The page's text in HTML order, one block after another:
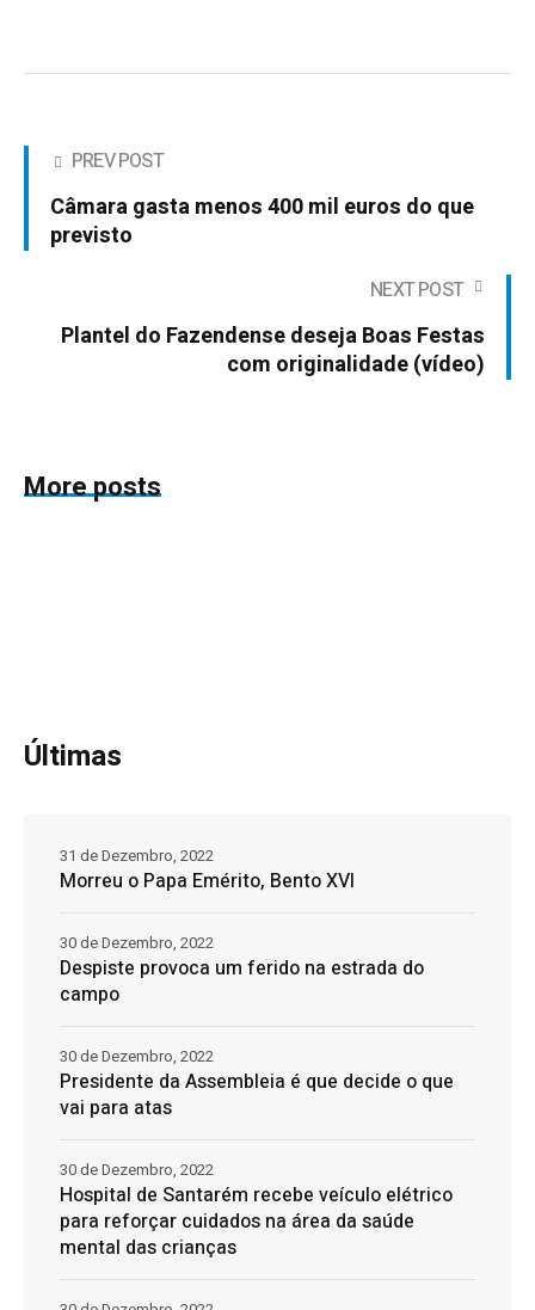
PREV POST
Câmara gasta menos 400 mil euros do que
previsto
NEXT POST
Plantel do Fazendense deseja Boas Festas
com originalidade (vídeo)
More posts
Últimas
Morreu o Papa Emérito, Bento XVI
31 de Dezembro, 2022
Despiste provoca um ferido na estrada do
campo
30 de Dezembro, 2022
Presidente da Assembleia é que decide o que
vai para atas
30 de Dezembro, 2022
Hospital de Santarém recebe veículo elétrico
para reforçar cuidados na área da saúde
mental das crianças
30 de Dezembro, 2022